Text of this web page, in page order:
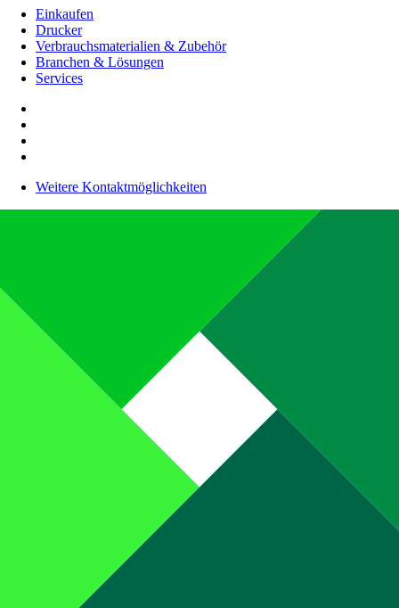
Einkaufen
Drucker
Verbrauchsmaterialien & Zubehör
Branchen & Lösungen
Services
Weitere Kontaktmöglichkeiten